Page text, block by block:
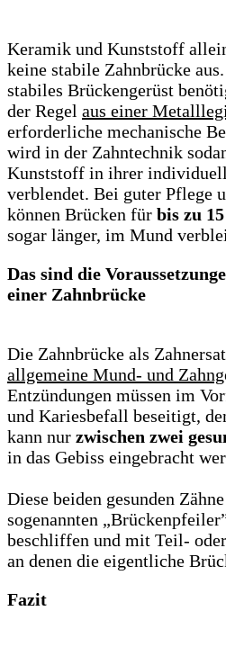
Keramik und Kunststoff
keine stabile Zahnbrücke
stabiles Brückengerüst
der Regel aus einer
erforderliche mechanische
wird in der Zahntechnik
Kunststoff in ihrer
verblendet. Bei guter Pflege
können Brücken für bis zu
sogar länger, im Mund
Das sind die
einer Zahnbrücke
Die Zahnbrücke als
allgemeine Mund- und
Entzündungen müssen im
und Kariesbefall beseitigt,
kann nur zwischen zwei
in das Gebiss eingebracht
Diese beiden gesunden
sogenannten
beschliffen und mit Teil-
an denen die eigentliche
Fazit